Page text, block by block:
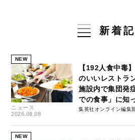
新着
NEW
ニュース
2026.08.08
【192人食中毒
のいいレストラ
施設内で集団発
での食事」に知
集英社オンライン編集
NEW